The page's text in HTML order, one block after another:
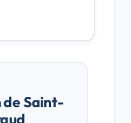
de Saint-